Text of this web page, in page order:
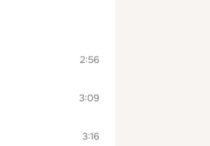
2:56
3:09
3:16